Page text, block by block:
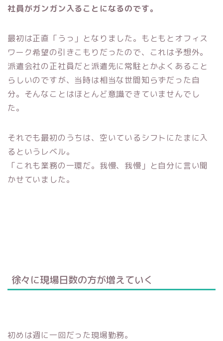
社員がガンガン入ることになるのです。
最初は正直「うっ」となりました。もともとオフィス
ワーク希望の引きこもりだったので、これは予想外。
派遣会社の正社員だと派遣先に常駐とかよくあること
らしいのですが、当時は相当な世間知らずだった自
分。そんなことはほとんど意識できていませんでし
た。
それでも最初のうちは、空いているシフトにたまに入
るというレベル。
「これも業務の一環だ。我慢、我慢」と自分に言い聞
かせていました。
徐々に現場日数の方が増えていく
初めは週に一回だった現場勤務。